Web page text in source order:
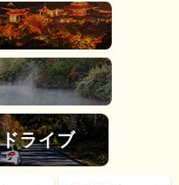
ドライブ